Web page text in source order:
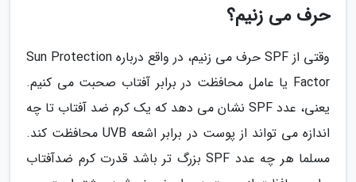
حرف می زنیم؟
وقتی از SPF حرف می زنیم، در واقع درباره Sun Protection
Factor یا عامل محافظت در برابر آفتاب صحبت می کنیم.
یعنی، عدد SPF نشان می دهد که یک کرم ضد آفتاب تا چه
اندازه می تواند از پوست در برابر اشعه UVB محافظت کند.
مسلما هر چه عدد SPF بزرگ تر باشد قدرت کرم ضدآفتاب